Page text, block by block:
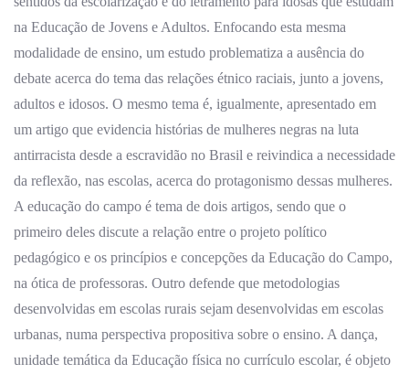
na Educação de Jovens e Adultos. Enfocando esta mesma
modalidade de ensino, um estudo problematiza a ausência do
debate acerca do tema das relações étnico raciais, junto a jovens,
adultos e idosos. O mesmo tema é, igualmente, apresentado em
um artigo que evidencia histórias de mulheres negras na luta
antirracista desde a escravidão no Brasil e reivindica a necessidade
da reflexão, nas escolas, acerca do protagonismo dessas mulheres.
A educação do campo é tema de dois artigos, sendo que o
primeiro deles discute a relação entre o projeto político
pedagógico e os princípios e concepções da Educação do Campo,
na ótica de professoras. Outro defende que metodologias
desenvolvidas em escolas rurais sejam desenvolvidas em escolas
urbanas, numa perspectiva propositiva sobre o ensino. A dança,
unidade temática da Educação física no currículo escolar, é objeto